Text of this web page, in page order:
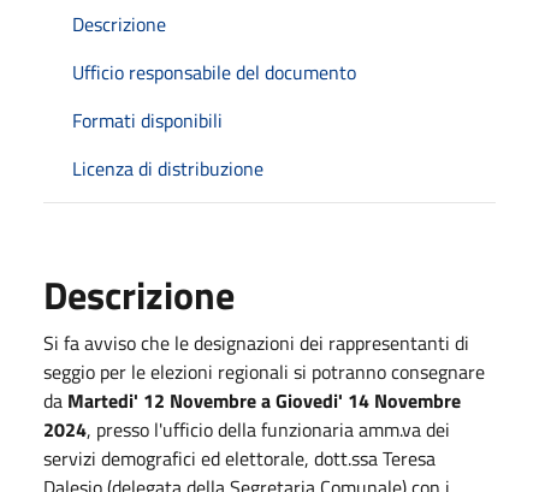
Descrizione
Ufficio responsabile del documento
Formati disponibili
Licenza di distribuzione
Descrizione
Si fa avviso che le designazioni dei rappresentanti di
seggio per le elezioni regionali si potranno consegnare
da Martedi' 12 Novembre a Giovedi' 14 Novembre
2024, presso l'ufficio della funzionaria amm.va dei
servizi demografici ed elettorale, dott.ssa Teresa